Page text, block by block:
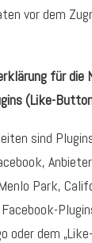
vor dem
für die
(Like-
sind
Park,
oder dem